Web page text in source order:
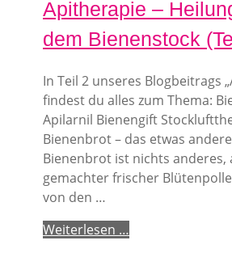
Apitherapie –
dem Bienenstock
In Teil 2 unseres Blogbeitrags
findest du alles zum Thema:
Apilarnil Bienengift
Bienenbrot – das etwas
Bienenbrot ist nichts anderes,
gemachter frischer
von den …
Weiterlesen …